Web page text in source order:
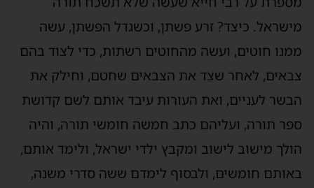
מישראל. כיצד? זרע פשתן, וכשגדל הפשתן, עשה
ממנו חוטים, ועשה מהחוטים רשתות, כדי לצוד בהם
צבאים, לאחר שצד את הצבאים שחטם, וחילק את
הבשר לעניים, ואת העורות עיבד אותם לשם קדושת
ספר תורה, ועליהם כתב חמשה חומשי תורה, והיה
הולך מישוב לישוב ומקבץ ילדי ישראל, ולימד אותם,
באותם חומשים, ולבסוף לימדם ששה סדרי משנה,